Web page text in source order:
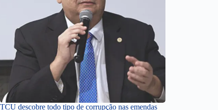
TCU descobre todo tipo de corrupção nas emendas